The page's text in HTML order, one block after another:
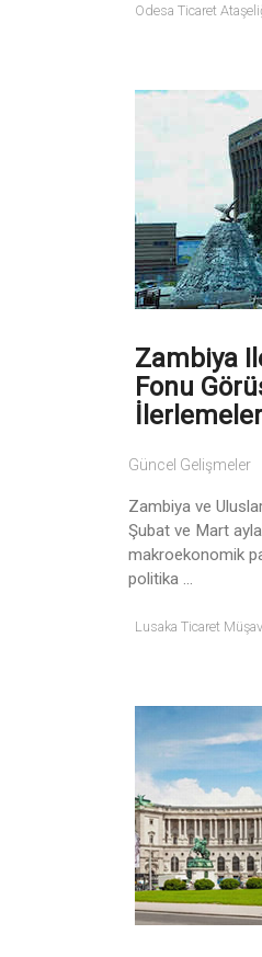
Odesa Ticaret
Zambiya
Fonu
Güncel Gelişmeler
Zambiya ve
Şubat ve Mart
makroekonomik
politika ...
Lusaka Ticaret